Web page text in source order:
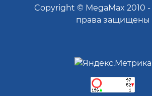
Copyright © MegaMax 2010 -
права защищены